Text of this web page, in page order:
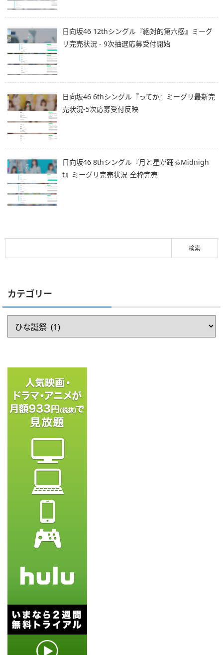
日向坂46 12thシングル『絶対的第六感』ミーグ
リ完売状況 - 9次抽選応募受付開始
日向坂46 6thシングル『ってか』ミーグリ最新完
売状況-5次応募受付反映
日向坂46 8thシングル『月と星が踊るMidnigh
t』ミーグリ完売状況-全枠完売
カテゴリー